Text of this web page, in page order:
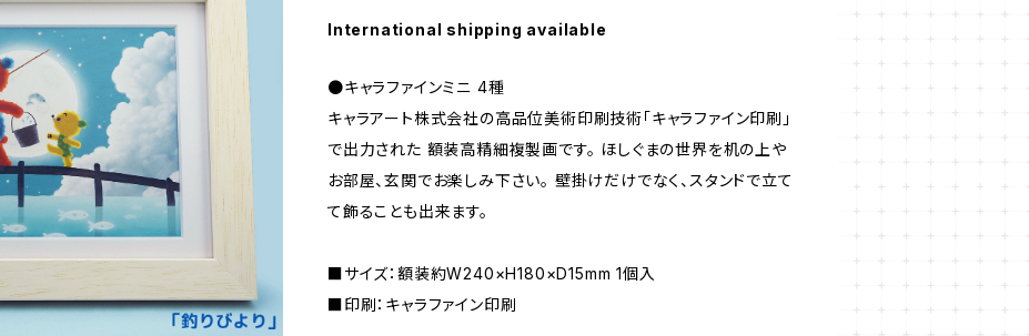
International shipping available
●キャラファインミニ 4種
キャラアート株式会社の高品位美術印刷技術「キャラファイン印刷」
で出力された 額装高精細複製画です。 ほしぐまの世界を机の上や
お部屋、玄関でお楽しみ下さい。 壁掛けだけでなく、スタンドで立て
て飾ることも出来ます。
■サイズ：額装約W240×H180×D15mm 1個⼊
■印刷：キャラファイン印刷